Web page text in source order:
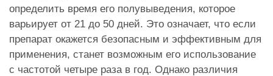
определить время его полувыведения, которое
варьирует от 21 до 50 дней. Это означает, что если
препарат окажется безопасным и эффективным для
применения, станет возможным его использование
с частотой четыре раза в год. Однако различия